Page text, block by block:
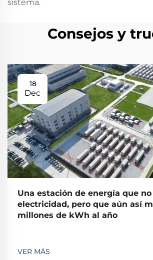
sistema.
Consejos y
18
Dec
Una estación de energía que no
electricidad, pero que aún así
millones de kWh al año
VER MÁS